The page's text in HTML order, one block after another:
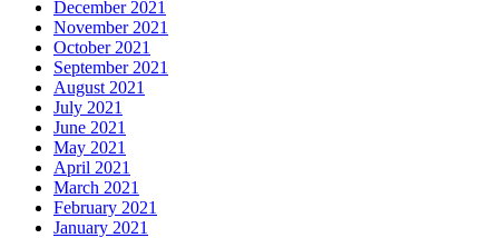
December 2021
November 2021
October 2021
September 2021
August 2021
July 2021
June 2021
May 2021
April 2021
March 2021
February 2021
January 2021